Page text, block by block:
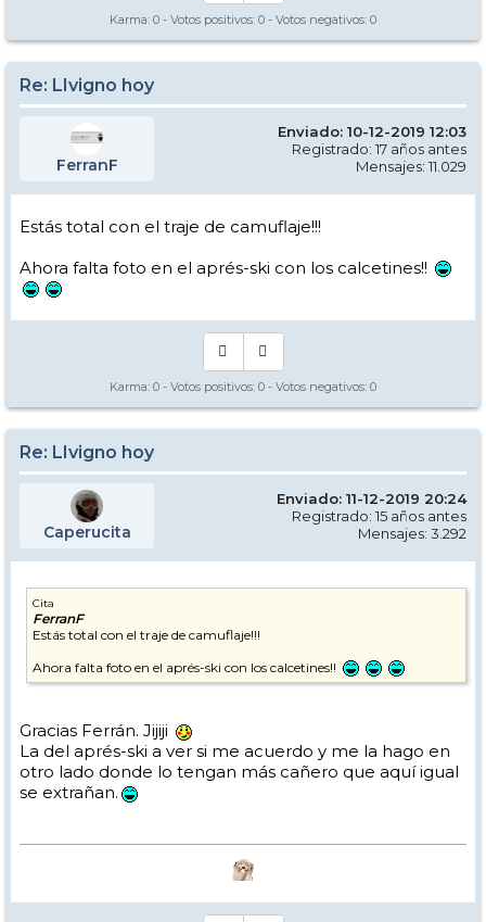
Karma: 0 - Votos positivos: 0 - Votos negativos: 0
Re: LIvigno hoy
FerranF
Enviado: 10-12-2019 12:03
Registrado: 17 años antes
Mensajes: 11.029
Estás total con el traje de camuflaje!!!
Ahora falta foto en el aprés-ski con los calcetines!!
Karma: 0 - Votos positivos: 0 - Votos negativos: 0
Re: LIvigno hoy
Caperucita
Enviado: 11-12-2019 20:24
Registrado: 15 años antes
Mensajes: 3.292
Cita
FerranF
Estás total con el traje de camuflaje!!!
Ahora falta foto en el aprés-ski con los calcetines!!
Gracias Ferrán. Jijiji
La del aprés-ski a ver si me acuerdo y me la hago en
otro lado donde lo tengan más cañero que aquí igual
se extrañan.